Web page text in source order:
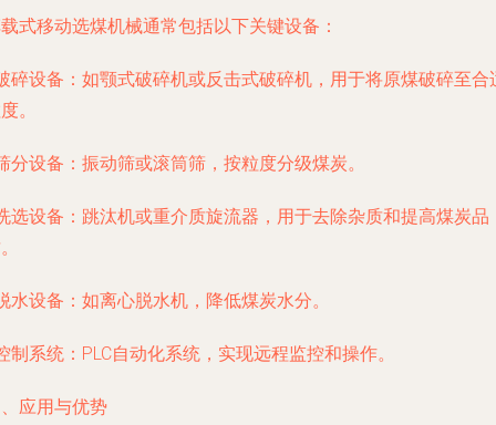
式移动选煤机械通常包括以下关键设备：
碎设备：如颚式破碎机或反击式破碎机，用于将原煤破碎至合
。
分设备：振动筛或滚筒筛，按粒度分级煤炭。
选设备：跳汰机或重介质旋流器，用于去除杂质和提高煤炭品
水设备：如离心脱水机，降低煤炭水分。
制系统：PLC自动化系统，实现远程监控和操作。
应用与优势